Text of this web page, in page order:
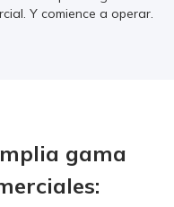
Y comience a operar.
gama